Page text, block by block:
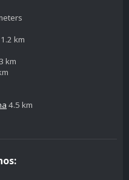
1.2 km
km
4.5 km